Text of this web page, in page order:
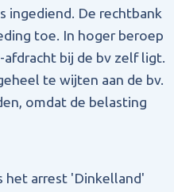
ingediend. De rechtbank
toe. In hoger beroep
bij de bv zelf ligt.
te wijten aan de bv.
omdat de belasting
het arrest 'Dinkelland'